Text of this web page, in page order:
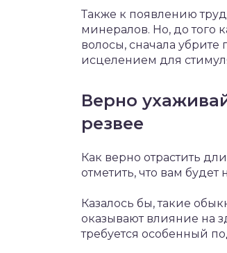
Также к появлению
минералов. Но, до того
волосы, сначала
исцелением для
Верно
резвее
Как верно отрастить
отметить, что вам
Казалось бы, такие
оказывают влияние на
требуется особенный